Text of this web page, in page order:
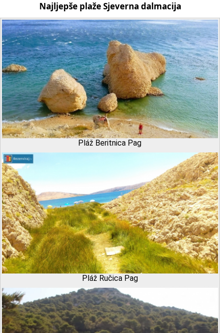
Najljepše plaže Sjeverna dalmacija
Pláž Beritnica Pag
Pláž Ručica Pag